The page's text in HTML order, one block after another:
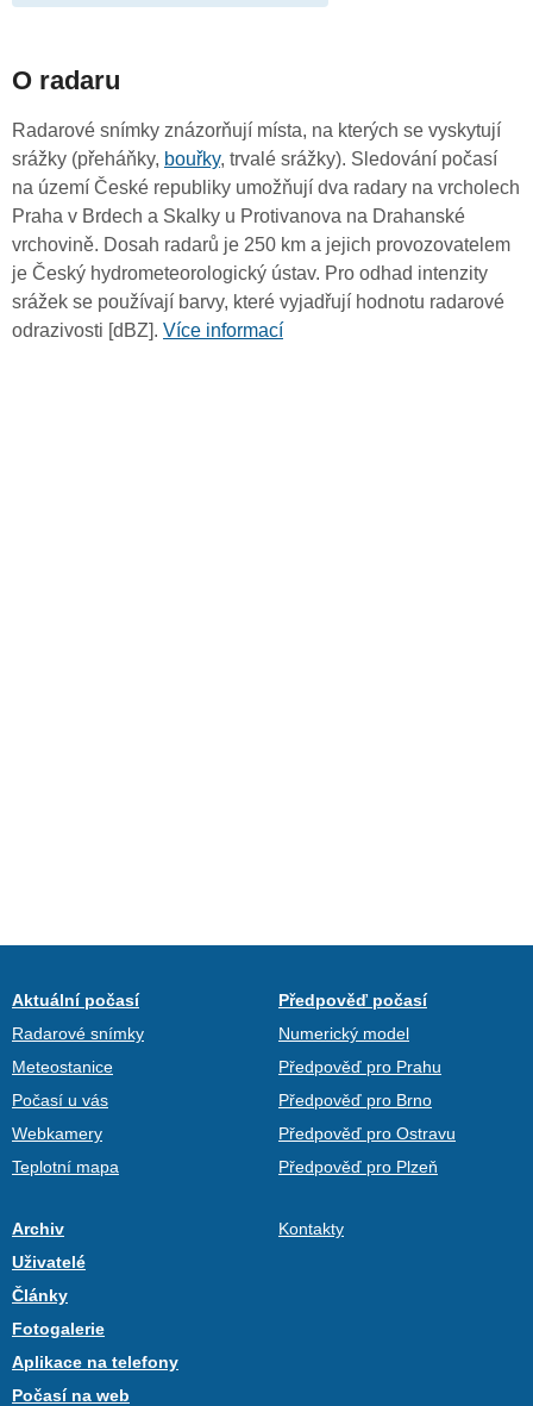
O radaru
Radarové snímky znázorňují místa, na kterých se vyskytují
srážky (přeháňky, bouřky, trvalé srážky). Sledování počasí
na území České republiky umožňují dva radary na vrcholech
Praha v Brdech a Skalky u Protivanova na Drahanské
vrchovině. Dosah radarů je 250 km a jejich provozovatelem
je Český hydrometeorologický ústav. Pro odhad intenzity
srážek se používají barvy, které vyjadřují hodnotu radarové
odrazivosti [dBZ]. Více informací
Aktuální počasí
Radarové snímky
Meteostanice
Počasí u vás
Webkamery
Teplotní mapa
Předpověď počasí
Numerický model
Předpověď pro Prahu
Předpověď pro Brno
Předpověď pro Ostravu
Předpověď pro Plzeň
Archiv
Uživatelé
Články
Fotogalerie
Aplikace na telefony
Počasí na web
Kontakty